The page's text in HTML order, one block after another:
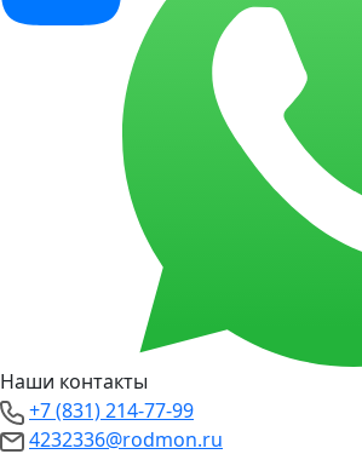
Наши контакты
+7 (831) 214-77-99
4232336@rodmon.ru